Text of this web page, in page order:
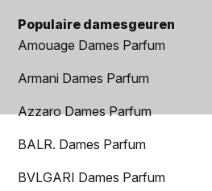
Populaire damesgeuren
Amouage Dames Parfum
Armani Dames Parfum
Azzaro Dames Parfum
BALR. Dames Parfum
BVLGARI Dames Parfum